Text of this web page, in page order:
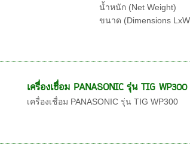
น้ำหนัก (Net Weight)
ขนาด (Dimensions
เครื่องเชื่อม PANASONIC รุ่น TIG WP300
เครื่องเชื่อม PANASONIC รุ่น TIG WP300